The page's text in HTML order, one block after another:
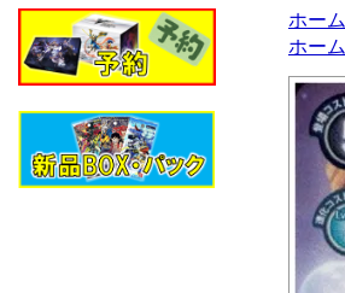
ホーム
ホーム